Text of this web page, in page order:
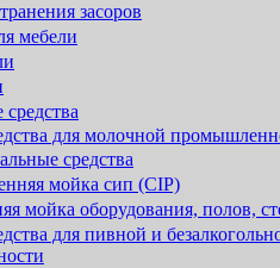
засоров
мебели
для молочной
средства
мойка сип (CIP)
мойка оборудования, полов,
для пивной и